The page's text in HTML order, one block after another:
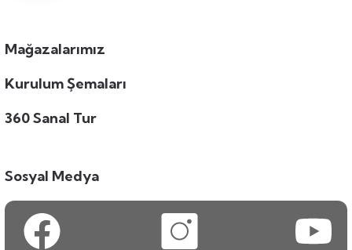
Mağazalarımız
Kurulum Şemaları
360 Sanal Tur
Sosyal Medya